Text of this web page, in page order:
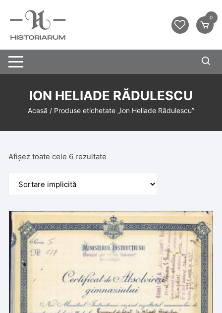
0
ION HELIADE RĂDULESCU
Acasă / Produse etichetate „Ion Heliade Rădulescu”
Afișez toate cele 6 rezultate